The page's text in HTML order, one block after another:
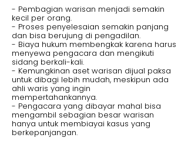
- Pembagian warisan menjadi semakin
kecil per orang.
- Proses penyelesaian semakin panjang
dan bisa berujung di pengadilan.
- Biaya hukum membengkak karena harus
menyewa pengacara dan mengikuti
sidang berkali-kali.
- Kemungkinan aset warisan dijual paksa
untuk dibagi lebih mudah, meskipun ada
ahli waris yang ingin
mempertahankannya.
- Pengacara yang dibayar mahal bisa
mengambil sebagian besar warisan
hanya untuk membiayai kasus yang
berkepanjangan.